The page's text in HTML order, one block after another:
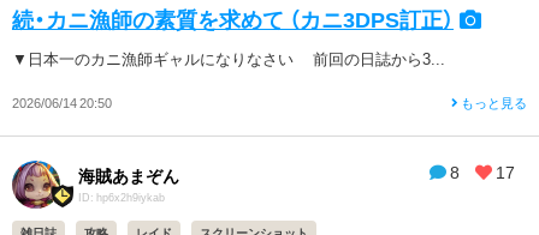
続・カニ漁師の素質を求めて （カニ3DPS訂正）
▼日本一のカニ漁師ギャルになりなさい 前回の日誌から3...
2026/06/14 20:50 もっと見る
8 17
海賊あまぞん
ID: hp6x2h9iykab